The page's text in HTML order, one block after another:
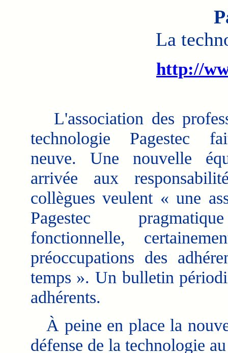
La
http://
L'association des
technologie Pagestec
neuve. Une nouvelle
arrivée aux
collègues veulent « une
Pagestec
fonctionnelle,
préoccupations des
temps ». Un bulletin
adhérents.
À peine en place la
défense de la technologie